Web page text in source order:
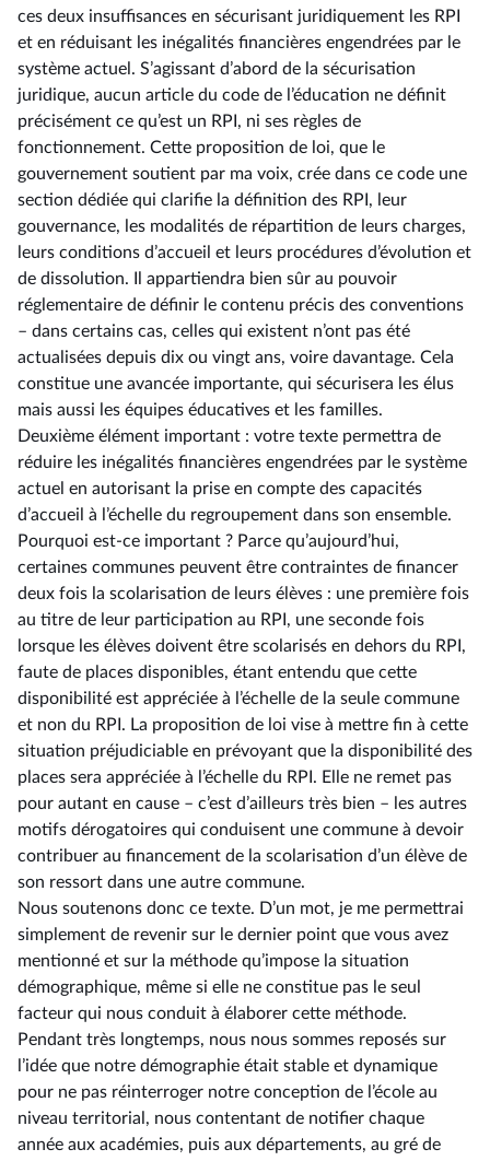
ces deux insuffisances en sécurisant juridiquement les RPI
et en réduisant les inégalités financières engendrées par le
système actuel. S’agissant d’abord de la sécurisation
juridique, aucun article du code de l’éducation ne définit
précisément ce qu’est un RPI, ni ses règles de
fonctionnement. Cette proposition de loi, que le
gouvernement soutient par ma voix, crée dans ce code une
section dédiée qui clarifie la définition des RPI, leur
gouvernance, les modalités de répartition de leurs charges,
leurs conditions d’accueil et leurs procédures d’évolution et
de dissolution. Il appartiendra bien sûr au pouvoir
réglementaire de définir le contenu précis des conventions
–⁠ dans certains cas, celles qui existent n’ont pas été
actualisées depuis dix ou vingt ans, voire davantage. Cela
constitue une avancée importante, qui sécurisera les élus
mais aussi les équipes éducatives et les familles.
Deuxième élément important : votre texte permettra de
réduire les inégalités financières engendrées par le système
actuel en autorisant la prise en compte des capacités
d’accueil à l’échelle du regroupement dans son ensemble.
Pourquoi est-ce important ? Parce qu’aujourd’hui,
certaines communes peuvent être contraintes de financer
deux fois la scolarisation de leurs élèves : une première fois
au titre de leur participation au RPI, une seconde fois
lorsque les élèves doivent être scolarisés en dehors du RPI,
faute de places disponibles, étant entendu que cette
disponibilité est appréciée à l’échelle de la seule commune
et non du RPI. La proposition de loi vise à mettre fin à cette
situation préjudiciable en prévoyant que la disponibilité des
places sera appréciée à l’échelle du RPI. Elle ne remet pas
pour autant en cause –⁠ c’est d’ailleurs très bien – les autres
motifs dérogatoires qui conduisent une commune à devoir
contribuer au financement de la scolarisation d’un élève de
son ressort dans une autre commune.
Nous soutenons donc ce texte. D’un mot, je me permettrai
simplement de revenir sur le dernier point que vous avez
mentionné et sur la méthode qu’impose la situation
démographique, même si elle ne constitue pas le seul
facteur qui nous conduit à élaborer cette méthode.
Pendant très longtemps, nous nous sommes reposés sur
l’idée que notre démographie était stable et dynamique
pour ne pas réinterroger notre conception de l’école au
niveau territorial, nous contentant de notifier chaque
année aux académies, puis aux départements, au gré de